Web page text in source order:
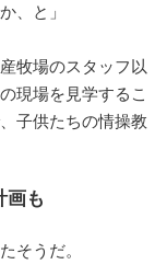
、と」
牧場のスタッフ以
現場を見学するこ
子供たちの情操教
画も
そうだ。